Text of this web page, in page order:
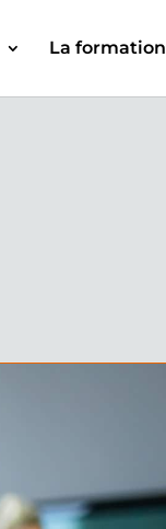
La formation